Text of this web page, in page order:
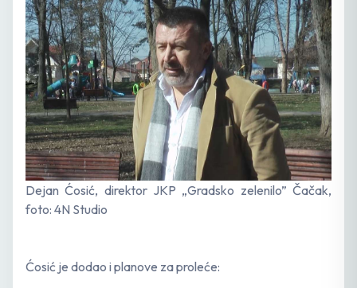
Dejan Ćosić, direktor JKP „Gradsko zelenilo” Čačak,
foto: 4N Studio
Ćosić je dodao i planove za proleće: